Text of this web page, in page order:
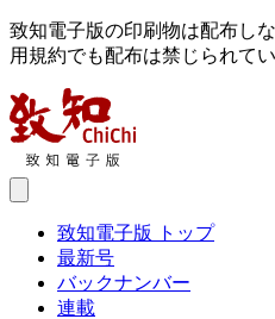
致知電子版の印刷物は配布し
用規約でも配布は禁じられてい
致知電子版 トップ
最新号
バックナンバー
連載